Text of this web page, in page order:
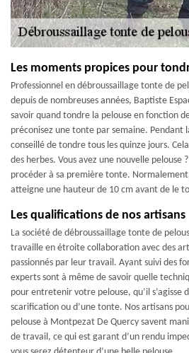
Les moments propices pour
Professionnel en débroussaillage tonte de
depuis de nombreuses années, Baptiste
savoir quand tondre la pelouse en fonction
préconisez une tonte par semaine. Pendant
conseillé de tondre tous les quinze jours.
des herbes. Vous avez une nouvelle pelouse
procéder à sa première tonte.
atteigne une hauteur de 10 cm avant de le
Les qualifications de nos artisans
La société de débroussaillage tonte de
travaille en étroite collaboration avec des
passionnés par leur travail. Ayant suivi des
experts sont à même de savoir quelle
pour entretenir votre pelouse, qu’il s’agisse
scarification ou d’une tonte. Nos artisans
pelouse à Montpezat De Quercy savent
de travail, ce qui est garant d’un rendu